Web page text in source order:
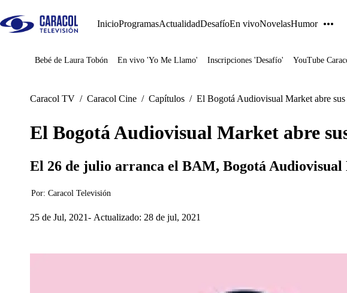
InicioProgramasActualidadDesafíoEn vivoNovelasHumor
Juegos
Bebé de Laura Tobón En vivo 'Yo Me Llamo' Inscripciones 'Desafío' YouTube
Caracol TV / Caracol Cine / Capítulos / El Bogotá Audiovisual Market abre sus
El Bogotá Audiovisual Market abre
El 26 de julio arranca el BAM, Bogotá
Por: Caracol Televisión
25 de Jul, 2021 Actualizado: 28 de jul, 2021